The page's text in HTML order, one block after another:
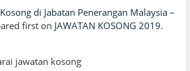
di Jabatan Penerangan Malaysia –
first on JAWATAN KOSONG 2019.
jawatan kosong